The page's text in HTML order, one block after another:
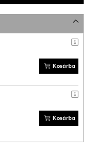
Kosárba
Kosárba